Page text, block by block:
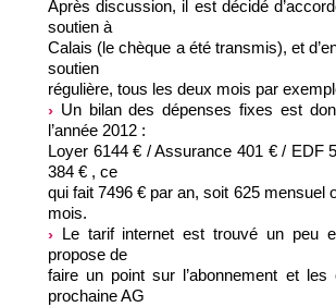
Après discussion, il est décidé
soutien à
Calais (le chèque a été transmis), et
soutien
régulière, tous les deux mois par
Un bilan des dépenses fixes est
l’année 2012 :
Loyer 6144 € / Assurance 401 € / EDF
384 € , ce
qui fait 7496 € par an, soit 625 mensuel
mois.
Le tarif internet est trouvé un peu
propose de
faire un point sur l’abonnement et
prochaine AG